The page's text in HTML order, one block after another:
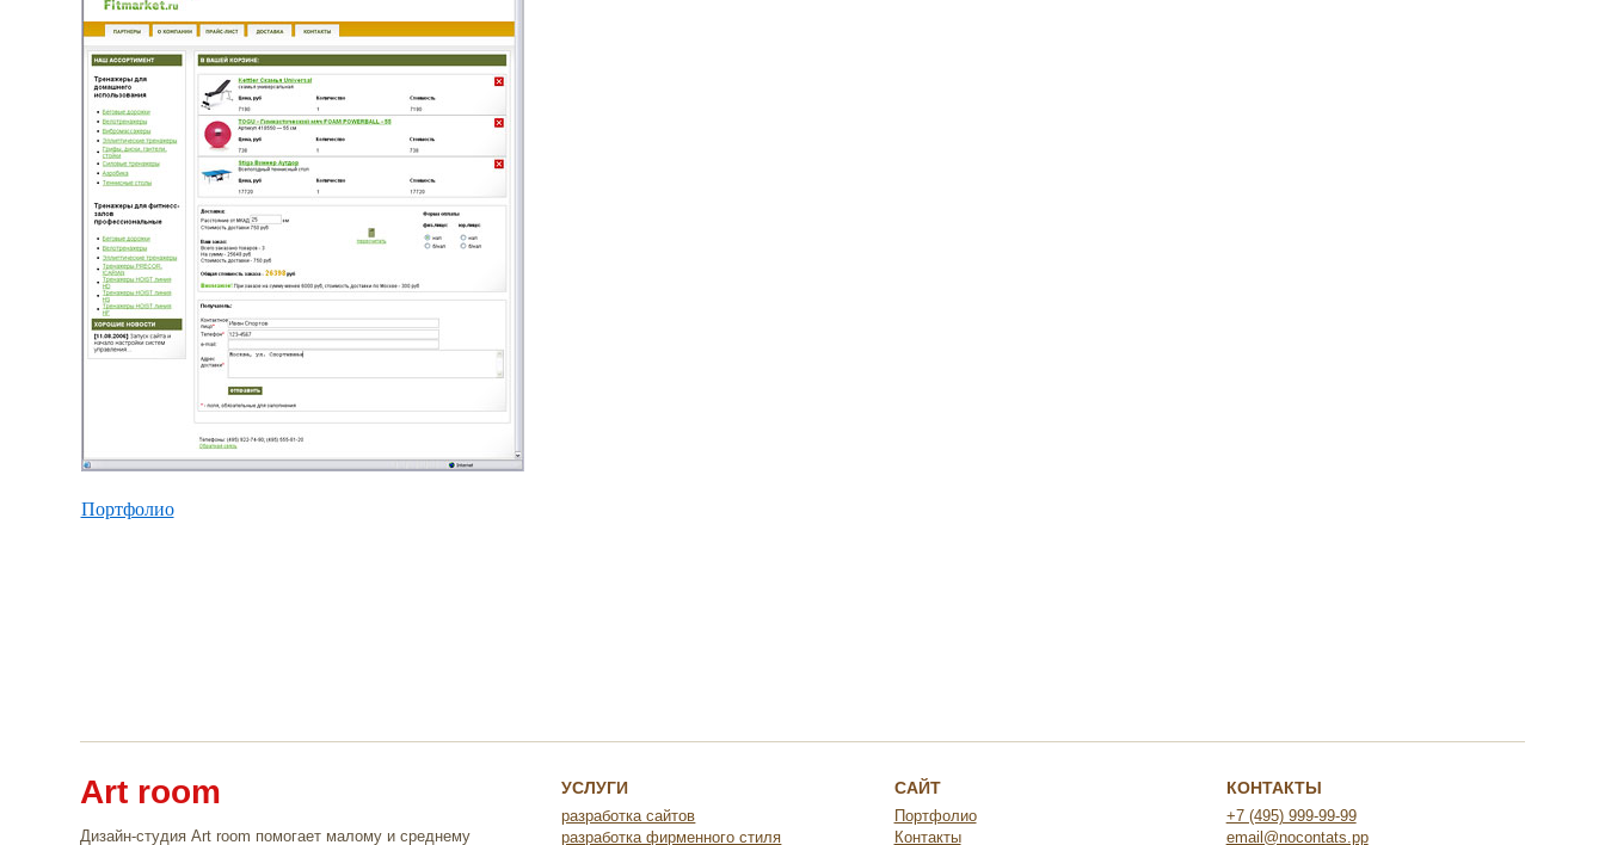
Портфолио
Art room
Дизайн-студия Art room помогает малому и среднему
УСЛУГИ
разработка сайтов
разработка фирменного стиля
САЙТ
Портфолио
Контакты
КОНТАКТЫ
+7 (495) 999-99-99
email@nocontats.pp